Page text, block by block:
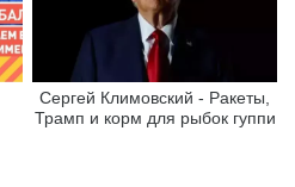
Сергей Климовский - Ракеты,
Трамп и корм для рыбок гуппи